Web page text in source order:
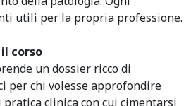
utili per la propria professione.
corso
un dossier ricco di
chi volesse approfondire
clinica con cui cimentarsi